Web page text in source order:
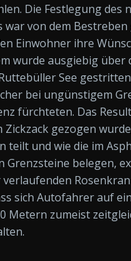
Die Festlegung des
war von dem
Einwohner ihre
wurde ausgiebig über
See
bei ungünstigem
fürchteten. Das
Zickzack gezogen
teilt und wie die im
Grenzsteine belegen,
sich Autofahrer auf
Metern zumeist